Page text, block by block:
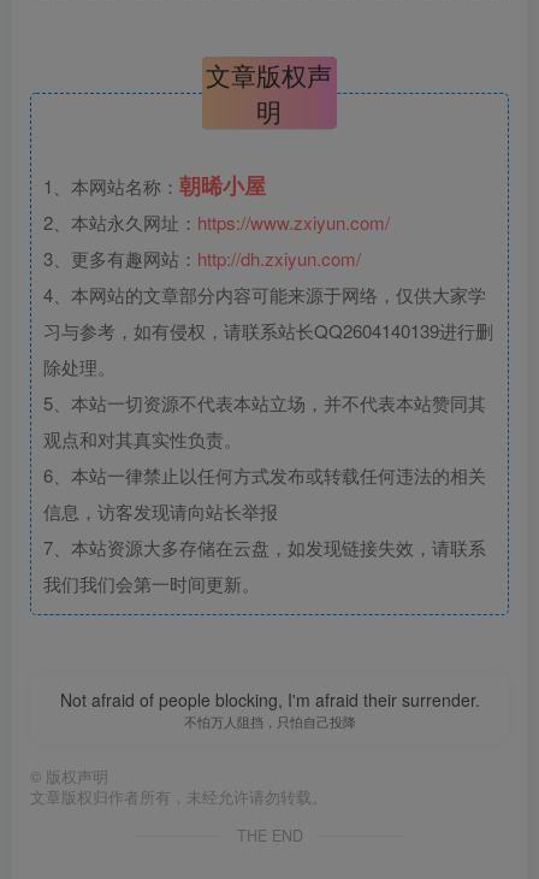
文章版权声
明
1、本网站名称： 朝晞小屋
2、本站永久网址： https://www.zxiyun.com/
3、更多有趣网站： http://dh.zxiyun.com/
4、本网站的文章部分内容可能来源于网络，仅供大家学
习与参考，如有侵权，请联系站长QQ2604140139进行删
除处理。
5、本站一切资源不代表本站立场，并不代表本站赞同其
观点和对其真实性负责。
6、本站一律禁止以任何方式发布或转载任何违法的相关
信息，访客发现请向站长举报
7、本站资源大多存储在云盘，如发现链接失效，请联系
我们我们会第一时间更新。
Not afraid of people blocking, I'm afraid their surrender.
不怕万人阻挡，只怕自己投降
© 版权声明
文章版权归作者所有，未经允许请勿转载。
THE END